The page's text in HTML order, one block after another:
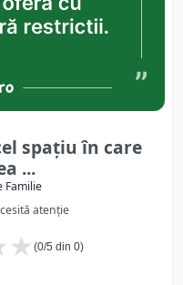
spațiu în care
...
Familie
atenție
★ (0/5 din 0)